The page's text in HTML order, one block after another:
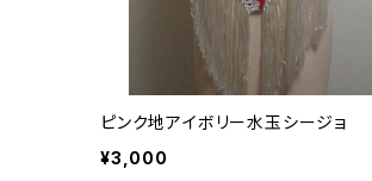
ピンク地アイボリー水玉シージョ
¥3,000